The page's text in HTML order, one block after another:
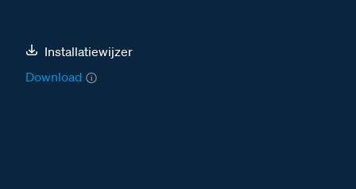
Installatiewijzer
Download